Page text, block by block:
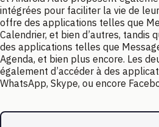
intégrées pour faciliter la vie de
offre des applications telles que
Calendrier, et bien d’autres, tandis
des applications telles que
Agenda, et bien plus encore. Les
également d’accéder à des
WhatsApp, Skype, ou encore